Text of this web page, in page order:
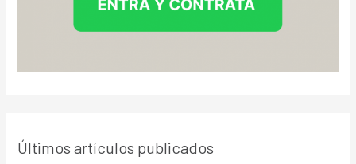
Últimos artículos publicados